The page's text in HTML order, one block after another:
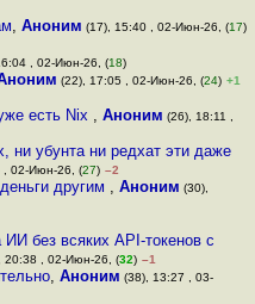
,Аноним (17), 15:40 , 02-Июн-26, (17)
, 02-Июн-26, (18)
(22), 17:05 , 02-Июн-26, (24) +1
есть Nix ,Аноним (26), 18:11 ,
ни убунта ни редхат эти даже
, 02-Июн-26, (27) –2
другим , Аноним (30),
без всяких API-токенов с
20:38 , 02-Июн-26, (32) –1
, Аноним (38), 13:27 , 03-